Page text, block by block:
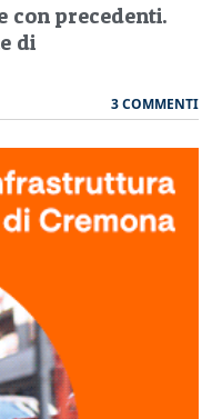
con precedenti.
di
3 COMMENTI